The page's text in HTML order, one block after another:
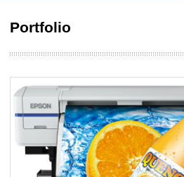
Portfolio